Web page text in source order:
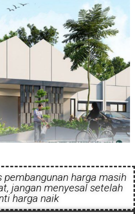
pembangunan harga masih
jangan menyesal setelah
harga naik